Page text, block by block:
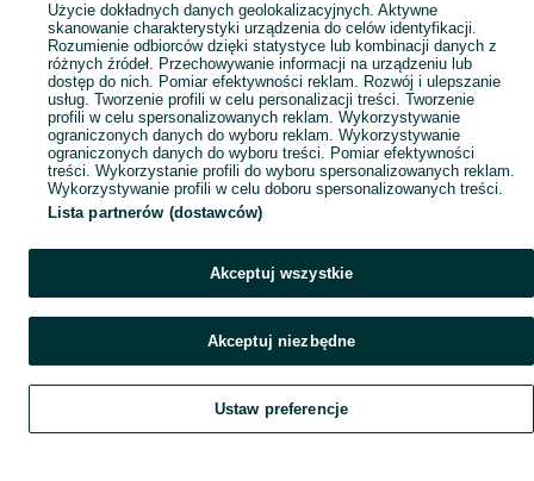
Szukaj Obserwujesz Dodaj Czat Konto
Użycie dokładnych danych geolokalizacyjnych. Aktywne
skanowanie charakterystyki urządzenia do celów identyfikacji.
Rozumienie odbiorców dzięki statystyce lub kombinacji danych z
różnych źródeł. Przechowywanie informacji na urządzeniu lub
dostęp do nich. Pomiar efektywności reklam. Rozwój i ulepszanie
usług. Tworzenie profili w celu personalizacji treści. Tworzenie
profili w celu spersonalizowanych reklam. Wykorzystywanie
ograniczonych danych do wyboru reklam. Wykorzystywanie
ograniczonych danych do wyboru treści. Pomiar efektywności
treści. Wykorzystanie profili do wyboru spersonalizowanych reklam.
Wykorzystywanie profili w celu doboru spersonalizowanych treści.
Lista partnerów (dostawców)
Akceptuj wszystkie
Akceptuj niezbędne
Ustaw preferencje